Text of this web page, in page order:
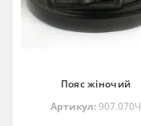
Пояс жіночий
Артикул:907.070Ч